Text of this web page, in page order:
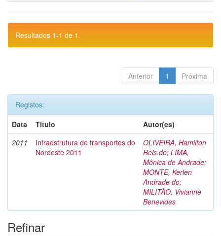
Resultados 1-1 de 1.
Anterior 1 Próxima
Registos:
Data
Título
Autor(es)
2011
Infraestrutura de transportes do
Nordeste 2011
OLIVEIRA, Hamilton
Reis de; LIMA,
Mônica de Andrade;
MONTE, Kerlen
Andrade do;
MILITÃO, Vivianne
Benevides
Refinar